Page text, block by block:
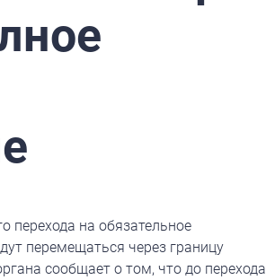
перехода на обязательное
перемещаться через границу
сообщает о том, что до перехода